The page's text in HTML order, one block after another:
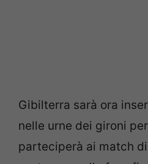
Gibilterra sarà ora
nelle urne dei gironi per
parteciperà ai match